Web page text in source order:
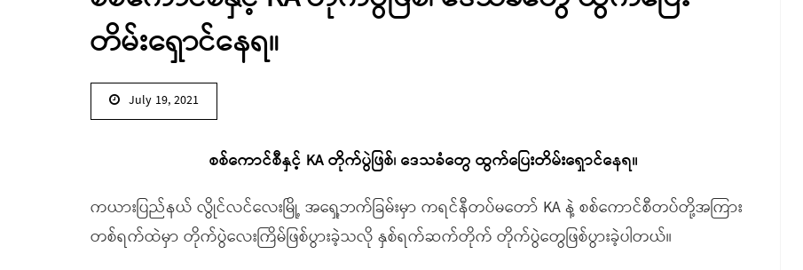
တိမ်းရှောင်နေရ။
July 19, 2021
စစ်ကောင်စီနှင့် KA တိုက်ပွဲဖြစ်၊ ဒေသခံတွေ ထွက်ပြေးတိမ်းရှောင်နေရ။
ကယားပြည်နယ် လွိုင်လင်လေးမြို့ အရှေ့ဘက်ခြမ်းမှာ ကရင်နီတပ်မတော် KA နဲ့ စစ်ကောင်စီတပ်တို့အကြား
တစ်ရက်ထဲမှာ တိုက်ပွဲလေးကြိမ်ဖြစ်ပွားခဲ့သလို နှစ်ရက်ဆက်တိုက် တိုက်ပွဲတွေဖြစ်ပွားခဲ့ပါတယ်။